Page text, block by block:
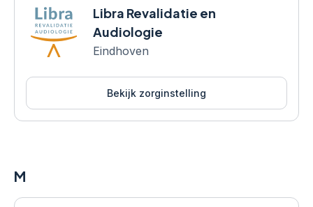
Libra Revalidatie en
Audiologie
Eindhoven
Bekijk zorginstelling
M